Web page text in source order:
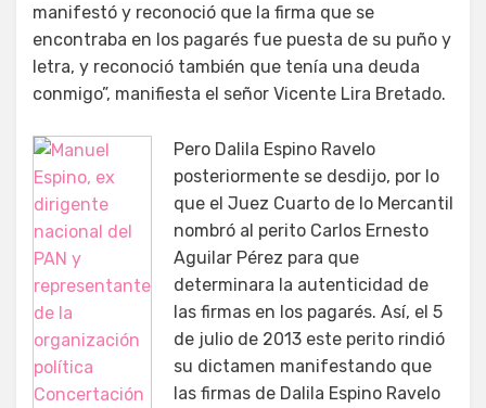
manifestó y reconoció que la firma que se
encontraba en los pagarés fue puesta de su puño y
letra, y reconoció también que tenía una deuda
conmigo”, manifiesta el señor Vicente Lira Bretado.
Pero Dalila Espino Ravelo
posteriormente se desdijo, por lo
que el Juez Cuarto de lo Mercantil
nombró al perito Carlos Ernesto
Aguilar Pérez para que
determinara la autenticidad de
las firmas en los pagarés. Así, el 5
de julio de 2013 este perito rindió
su dictamen manifestando que
las firmas de Dalila Espino Ravelo